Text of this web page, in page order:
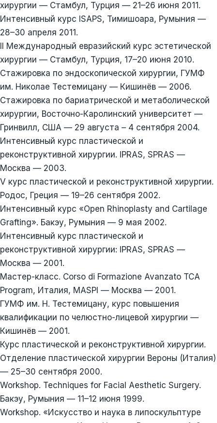
хирургии — Стамбул, Турция — 21–26 июня 2011.
Интенсивный курс ISAPS, Тимишоара, Румыния —
28–30 апреля 2011.
II Международный евразийский курс эстетической
хирургии — Стамбул, Турция, 17–20 июня 2010.
Стажировка по эндоскопической хирургии, ГУМФ
им. Николае Тестемицану — Кишинёв — 2006.
Стажировка по бариатрической и метаболической
хирургии, Восточно-Каролинский университет —
Гринвилл, США — 29 августа – 4 сентября 2004.
Интенсивный курс пластической и
реконструктивной хирургии. IPRAS, SPRAS —
Москва — 2003.
V курс пластической и реконструктивной хирургии.
Родос, Греция — 19–26 сентября 2002.
Интенсивный курс «Open Rhinoplasty and Cartilage
Grafting». Бакэу, Румыния — 9 мая 2002.
Интенсивный курс пластической и
реконструктивной хирургии: IPRAS, SPRAS —
Москва — 2001.
Мастер-класс. Corso di Formazione Avanzato TCA
Program, Италия, MASPI — Москва — 2001.
ГУМФ им. Н. Тестемицану, курс повышения
квалификации по челюстно-лицевой хирургии —
Кишинёв — 2001.
Курс пластической и реконструктивной хирургии.
Отделение пластической хирургии Вероны (Италия)
— 25–30 сентября 2000.
Workshop. Techniques for Facial Aesthetic Surgery.
Бакэу, Румыния — 11–12 июня 1999.
Workshop. «Искусство и наука в липоскульптуре